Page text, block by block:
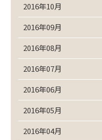
2016年10月
2016年09月
2016年08月
2016年07月
2016年06月
2016年05月
2016年04月